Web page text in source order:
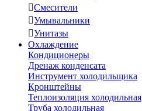
Смесители
Умывальники
Унитазы
Охлаждение
Кондиционеры
Дренаж конденсата
Инструмент холодильщика
Кронштейны
Теплоизоляция холодильная
Труба холодильная